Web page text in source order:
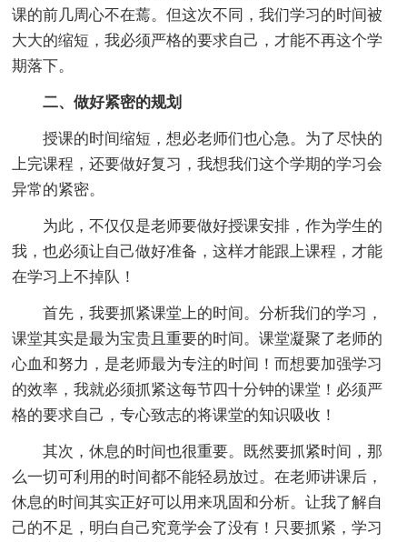
课的前几周心不在蔫。但这次不同，我们学习的时间被
大大的缩短，我必须严格的要求自己，才能不再这个学
期落下。
二、做好紧密的规划
授课的时间缩短，想必老师们也心急。为了尽快的
上完课程，还要做好复习，我想我们这个学期的学习会
异常的紧密。
为此，不仅仅是老师要做好授课安排，作为学生的
我，也必须让自己做好准备，这样才能跟上课程，才能
在学习上不掉队！
首先，我要抓紧课堂上的时间。分析我们的学习，
课堂其实是最为宝贵且重要的时间。课堂凝聚了老师的
心血和努力，是老师最为专注的时间！而想要加强学习
的效率，我就必须抓紧这每节四十分钟的课堂！必须严
格的要求自己，专心致志的将课堂的知识吸收！
其次，休息的时间也很重要。既然要抓紧时间，那
么一切可利用的时间都不能轻易放过。在老师讲课后，
休息的时间其实正好可以用来巩固和分析。让我了解自
己的不足，明白自己究竟学会了没有！只要抓紧，学习